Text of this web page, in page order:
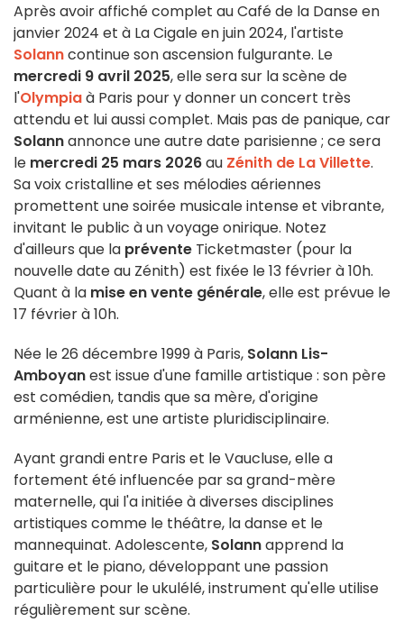
Après avoir affiché complet au Café de la Danse en
janvier 2024 et à La Cigale en juin 2024, l'artiste
Solanncontinue son ascension fulgurante. Le
mercredi 9 avril 2025, elle sera sur la scène de
l'Olympiaà Paris pour y donner un concert très
attendu et lui aussi complet. Mais pas de panique, car
Solannannonce une autre date parisienne ; ce sera
le mercredi 25 mars 2026au Zénith de La Villette.
Sa voix cristalline et ses mélodies aériennes
promettent une soirée musicale intense et vibrante,
invitant le public à un voyage onirique. Notez
d'ailleurs que la prévente Ticketmaster (pour la
nouvelle date au Zénith) est fixée le 13 février à 10h.
Quant à la mise en vente générale, elle est prévue le
17 février à 10h.
Née le 26 décembre 1999 à Paris, Solann Lis-
Amboyanest issue d'une famille artistique : son père
est comédien, tandis que sa mère, d'origine
arménienne, est une artiste pluridisciplinaire.
Ayant grandi entre Paris et le Vaucluse, elle a
fortement été influencée par sa grand-mère
maternelle, qui l'a initiée à diverses disciplines
artistiques comme le théâtre, la danse et le
mannequinat. Adolescente, Solannapprend la
guitare et le piano, développant une passion
particulière pour le ukulélé, instrument qu'elle utilise
régulièrement sur scène.